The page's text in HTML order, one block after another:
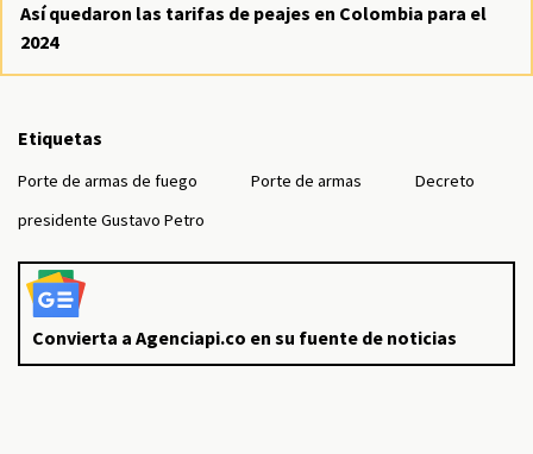
Así quedaron las tarifas de peajes en Colombia para el
2024
Etiquetas
Porte de armas de fuego Porte de armas
Decreto
presidente Gustavo Petro
Convierta a Agenciapi.co en su fuente de noticias